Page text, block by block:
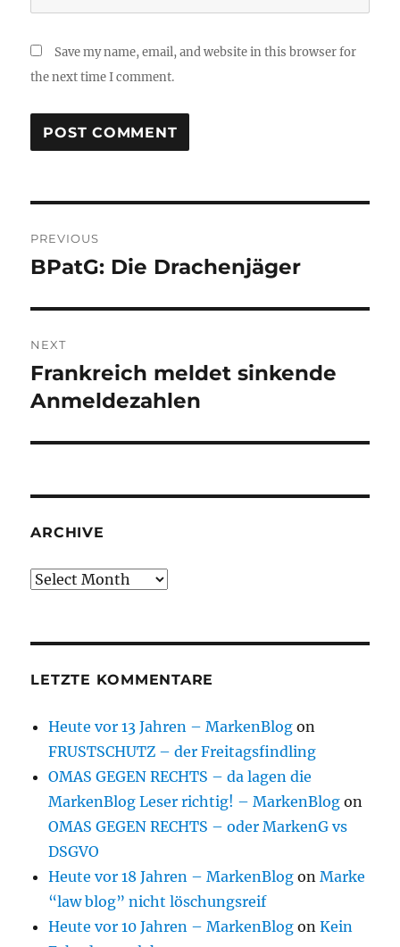
Save my name, email, and website in this browser for
the next time I comment.
navigation
PREVIOUS
Previous
BPatG: Die Drachenjäger
NEXT
Next
post:
Frankreich meldet sinkende
Anmeldezahlen
ARCHIVE
Archive
LETZTE KOMMENTARE
Heute vor 13 Jahren – MarkenBlog on
FRUSTSCHUTZ – der Freitagsfindling
OMAS GEGEN RECHTS – da lagen die
MarkenBlog Leser richtig! – MarkenBlog on
OMAS GEGEN RECHTS – oder MarkenG vs
DSGVO
Heute vor 18 Jahren – MarkenBlog onMarke
“law blog” nicht löschungsreif
Heute vor 10 Jahren – MarkenBlog onKein